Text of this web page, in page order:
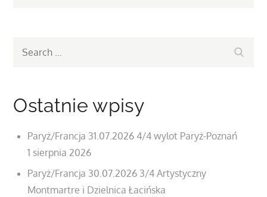
Ostatnie wpisy
Paryż/Francja 31.07.2026 4/4 wylot Paryż-Poznań
1 sierpnia 2026
Paryż/Francja 30.07.2026 3/4 Artystyczny
Montmartre i Dzielnica Łacińska